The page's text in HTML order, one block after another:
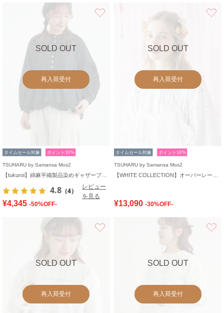
SOLD OUT
再入荷受付
タイムセール対象 ポイント10%
TSUHARU by Samansa Mos2
4.8 （4）
レビュー
を見る
¥4,345 -50%OFF-
SOLD OUT
再入荷受付
タイムセール対象 ポイント10%
TSUHARU by Samansa Mos2
¥13,090 -30%OFF-
SOLD OUT
再入荷受付
SOLD OUT
再入荷受付